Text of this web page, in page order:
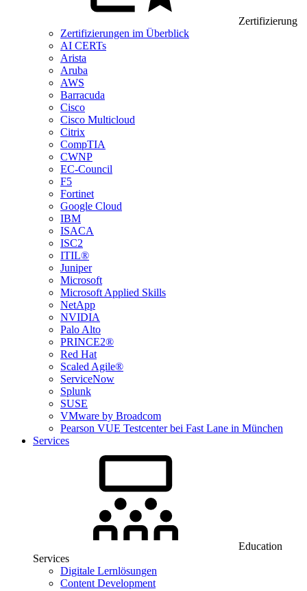
Zertifizierung
Zertifizierungen im Überblick
AI CERTs
Arista
Aruba
AWS
Barracuda
Cisco
Cisco Multicloud
Citrix
CompTIA
CWNP
EC-Council
F5
Fortinet
Google Cloud
IBM
ISACA
ISC2
ITIL®
Juniper
Microsoft
Microsoft Applied Skills
NetApp
NVIDIA
Palo Alto
PRINCE2®
Red Hat
Scaled Agile®
ServiceNow
Splunk
SUSE
VMware by Broadcom
Pearson VUE Testcenter bei Fast Lane in München
Services
Education
Services
Digitale Lernlösungen
Content Development